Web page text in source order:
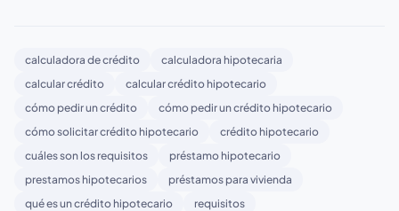
calculadora de crédito
calculadora hipotecaria
calcular crédito
calcular crédito hipotecario
cómo pedir un crédito
cómo pedir un crédito hipotecario
cómo solicitar crédito hipotecario
crédito hipotecario
cuáles son los requisitos
préstamo hipotecario
prestamos hipotecarios
préstamos para vivienda
qué es un crédito hipotecario
requisitos